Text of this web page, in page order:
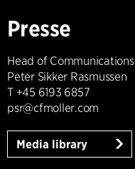
Presse
Head of Communications
Peter Sikker Rasmussen
T +45 6193 6857
psr@cfmoller.com
Media library